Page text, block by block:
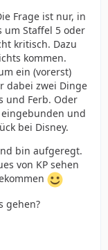
Frage ist nur, in
um Staffel 5 oder
kritisch. Dazu
kommen.
ein (vorerst)
dabei zwei Dinge
und Ferb. Oder
und
bei Disney.
bin aufgeregt.
von KP sehen
gehen?